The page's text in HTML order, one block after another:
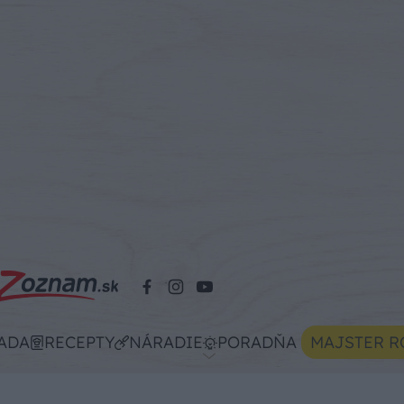
RECEPTY NÁRADIE PORADŇA MAJSTER